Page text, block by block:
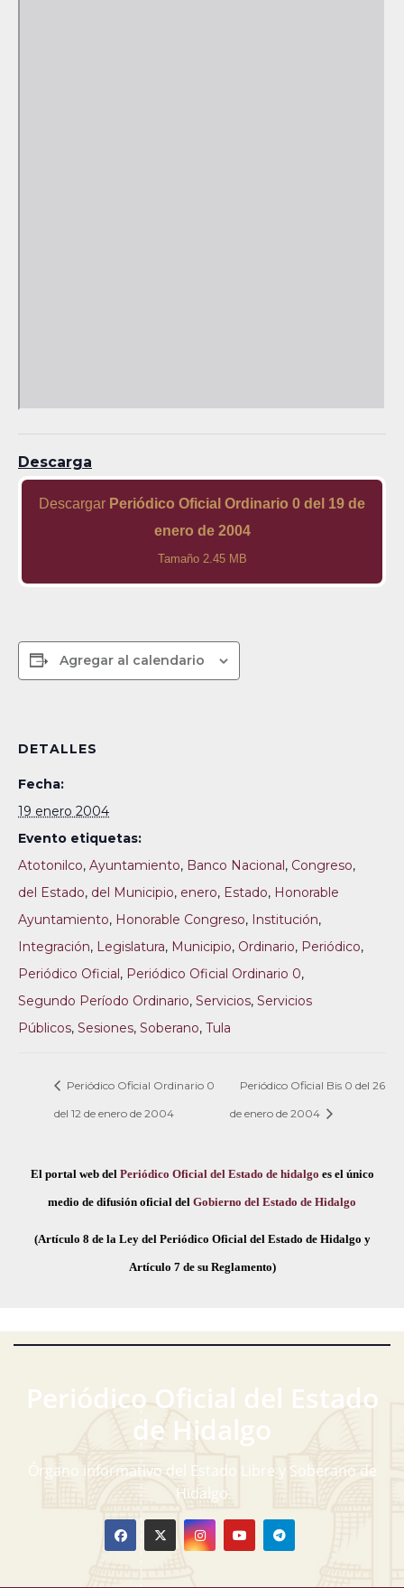
Descarga
Descargar Periódico Oficial Ordinario 0 del 19 de
enero de 2004
Tamaño 2.45 MB
Agregar al calendario
DETALLES
Fecha:
19 enero 2004
Evento etiquetas:
Atotonilco, Ayuntamiento, Banco Nacional, Congreso,
del Estado, del Municipio, enero, Estado, Honorable
Ayuntamiento, Honorable Congreso, Institución,
Integración, Legislatura, Municipio, Ordinario, Periódico,
Periódico Oficial, Periódico Oficial Ordinario 0,
Segundo Período Ordinario, Servicios, Servicios
Públicos, Sesiones, Soberano, Tula
Periódico Oficial Ordinario 0
del 12 de enero de 2004
Periódico Oficial Bis 0 del 26
de enero de 2004
El portal web del Periódico Oficial del Estado de hidalgo es el único
medio de difusión oficial del Gobierno del Estado de Hidalgo
(Artículo 8 de la Ley del Periódico Oficial del Estado de Hidalgo y
Artículo 7 de su Reglamento)
Periódico Oficial del Estado
de Hidalgo
Órgano informativo del Estado Libre y Soberano de
Hidalgo